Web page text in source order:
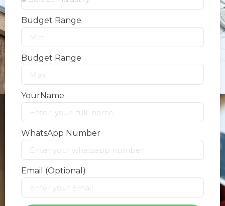
Budget Range
Budget Range
YourName
WhatsApp Number
Email (Optional)